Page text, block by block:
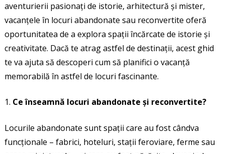
aventurierii pasionați de istorie, arhitectură și mister,
vacanțele în locuri abandonate sau reconvertite oferă
oportunitatea de a explora spații încărcate de istorie și
creativitate. Dacă te atrag astfel de destinații, acest ghid
te va ajuta să descoperi cum să planifici o vacanță
memorabilă în astfel de locuri fascinante.
Ce înseamnă locuri abandonate și reconvertite?
Locurile abandonate sunt spații care au fost cândva
funcționale – fabrici, hoteluri, stații feroviare, ferme sau